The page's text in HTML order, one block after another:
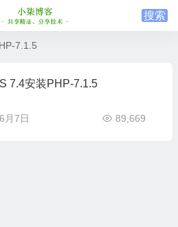
7.1.5
7.4安装PHP-7.1.5
月7日 89,669